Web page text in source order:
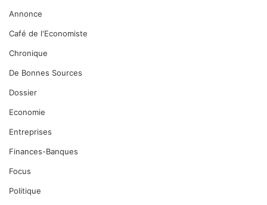
Annonce
Café de l'Economiste
Chronique
De Bonnes Sources
Dossier
Economie
Entreprises
Finances-Banques
Focus
Politique